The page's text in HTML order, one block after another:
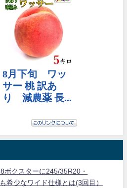
ボクスターに245/35R20・
希少なワイド仕様とは(3回目）